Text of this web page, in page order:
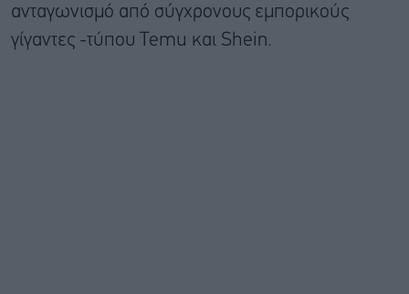
ανταγωνισμό από σύγχρονους εμπορικούς
γίγαντες -τύπου Temu και Shein.